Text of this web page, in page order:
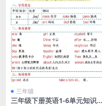
三年级
三年级下册英语1-6单元知识